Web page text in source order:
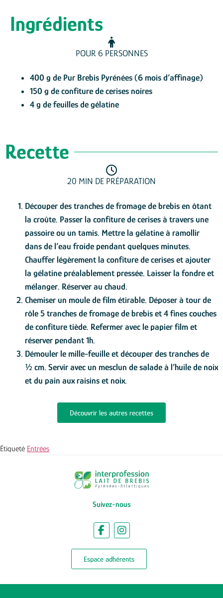
Ingrédients
POUR 6 PERSONNES
400 g de Pur Brebis Pyrénées (6 mois d’affinage)
150 g de confiture de cerises noires
4 g de feuilles de gélatine
Recette
20 MIN DE PRÉPARATION
Découper des tranches de fromage de brebis en ôtant
la croûte. Passer la confiture de cerises à travers une
passoire ou un tamis. Mettre la gélatine à ramollir
dans de l’eau froide pendant quelques minutes.
Chauffer légèrement la confiture de cerises et ajouter
la gélatine préalablement pressée. Laisser la fondre et
mélanger. Réserver au chaud.
Chemiser un moule de film étirable. Déposer à tour de
rôle 5 tranches de fromage de brebis et 4 fines couches
de confiture tiède. Refermer avec le papier film et
réserver pendant 1h.
Démouler le mille-feuille et découper des tranches de
½ cm. Servir avec un mesclun de salade à l’huile de noix
et du pain aux raisins et noix.
Découvrir les autres recettes
Étiqueté Entrées
Suivez-nous
Espace adhérents